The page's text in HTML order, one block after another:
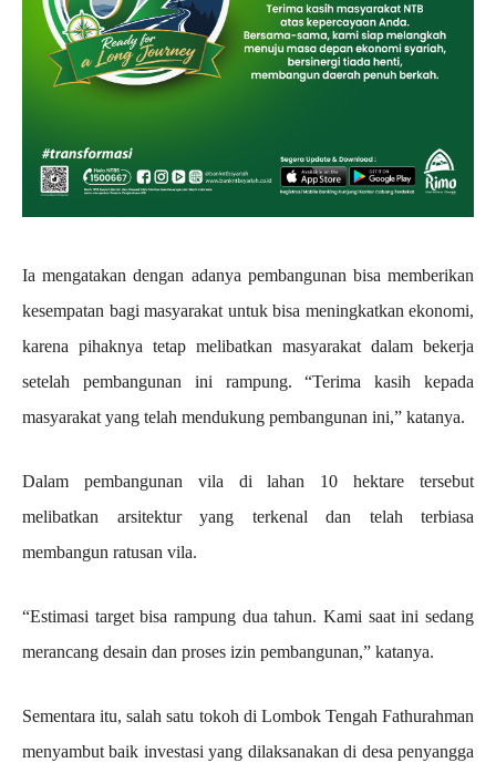
Ia mengatakan dengan adanya pembangunan bisa memberikan
kesempatan bagi masyarakat untuk bisa meningkatkan ekonomi,
karena pihaknya tetap melibatkan masyarakat dalam bekerja
setelah pembangunan ini rampung. “Terima kasih kepada
masyarakat yang telah mendukung pembangunan ini,” katanya.
Dalam pembangunan vila di lahan 10 hektare tersebut
melibatkan arsitektur yang terkenal dan telah terbiasa
membangun ratusan vila.
“Estimasi target bisa rampung dua tahun. Kami saat ini sedang
merancang desain dan proses izin pembangunan,” katanya.
Sementara itu, salah satu tokoh di Lombok Tengah Fathurahman
menyambut baik investasi yang dilaksanakan di desa penyangga